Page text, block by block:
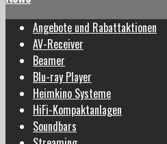
Angebote und Rabattaktionen
AV-Receiver
Beamer
Blu-ray Player
Heimkino Systeme
HiFi-Kompaktanlagen
Soundbars